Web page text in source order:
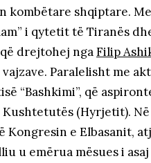
kombëtare shqiptare.
i qytetit të Tiranës
drejtohej ngaFilip
vajzave. Paralelisht me
“Bashkimi”, që
Kushtetutës (Hyrjetit).
Kongresin e Elbasanit,
u emërua mësues i